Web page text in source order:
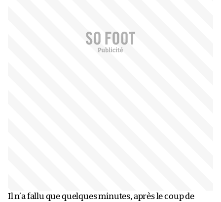
Il n’a fallu que quelques minutes, après le coup de